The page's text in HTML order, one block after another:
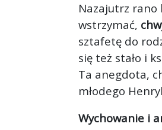
Nazajutrz rano
wstrzymać,
sztafetę do
się też stało i
Ta anegdota,
młodego
Wychowanie i